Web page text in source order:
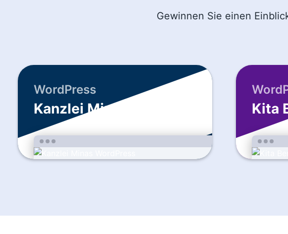
Gewinnen Sie einen
WordPress
Kanzlei Minas Kita